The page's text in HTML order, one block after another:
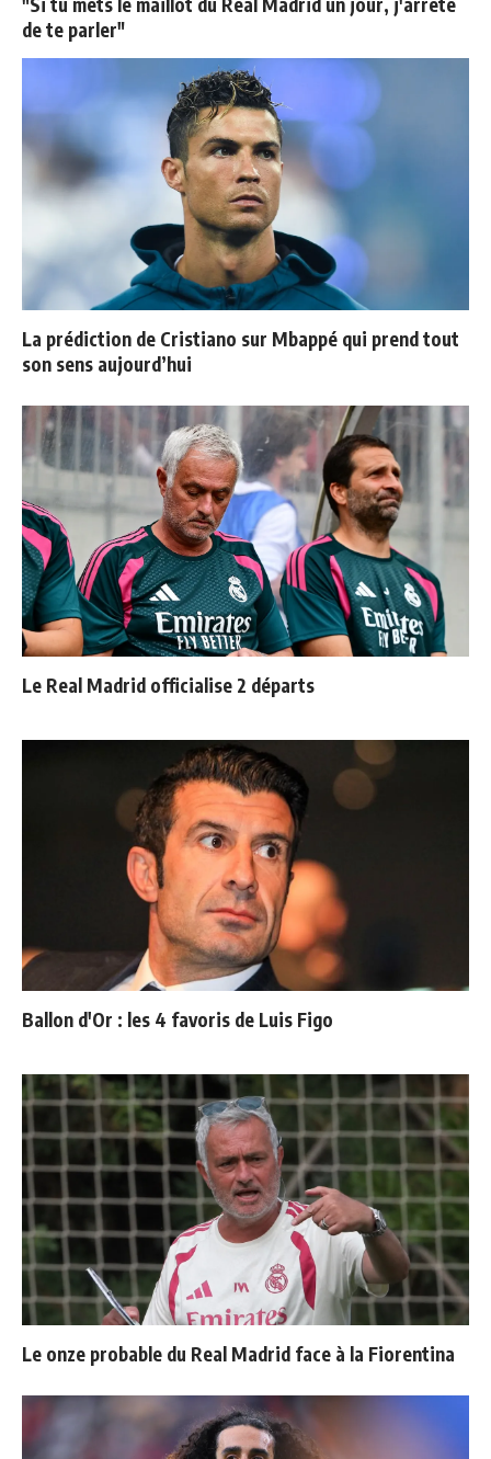
de te parler"
La prédiction de Cristiano sur Mbappé qui prend tout
son sens aujourd’hui
Le Real Madrid officialise 2 départs
Ballon d'Or : les 4 favoris de Luis Figo
Le onze probable du Real Madrid face à la Fiorentina